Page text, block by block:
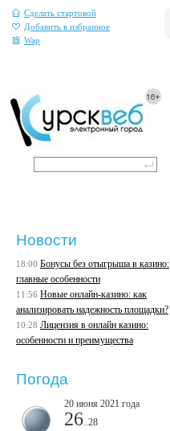
Сделать стартовой
Добавить в избранное
Wap
Новости
18:00 Бонусы без отыгрыша в казино:
главные особенности
11:56 Новые онлайн-казино: как
анализировать надежность площадки?
10:28 Лицензия в онлайн казино:
особенности и преимущества
Погода
20 июня 2021 года
26 ..28